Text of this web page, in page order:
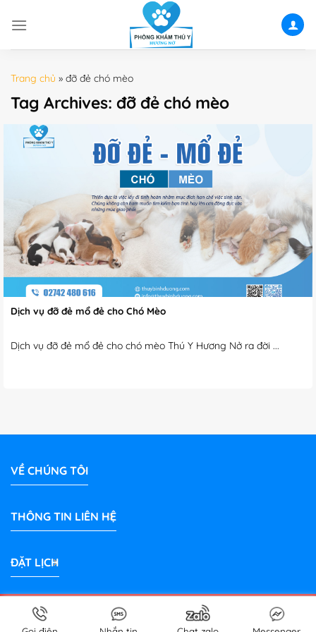
Trang chủ » đỡ đẻ chó mèo
Tag Archives: đỡ đẻ chó mèo
Dịch vụ đỡ đẻ mổ đẻ cho Chó Mèo
Dịch vụ đỡ đẻ mổ đẻ cho chó mèo Thú Y Hương Nở ra đời ...
VỀ CHÚNG TÔI
THÔNG TIN LIÊN HỆ
ĐẶT LỊCH
Bản quyền 2026 © Phòng Khám Thú Y Hương Nở Bình Dương |
PetShop
thuybinhduong.com